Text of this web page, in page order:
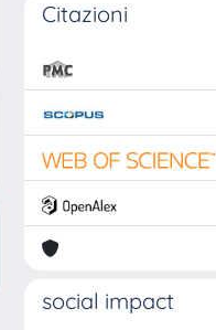
Citazioni
social impact